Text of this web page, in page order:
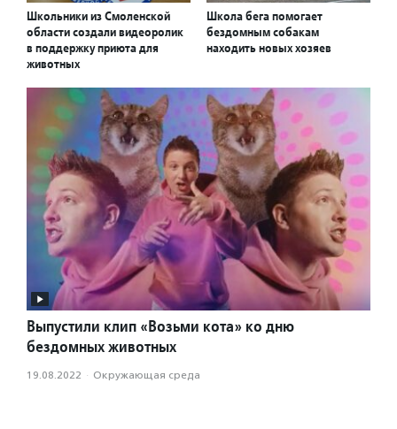
Школьники из Смоленской
области создали видеоролик
в поддержку приюта для
животных
Школа бега помогает
бездомным собакам
находить новых хозяев
Выпустили клип «Возьми кота» ко дню
бездомных животных
19.08.2022 · Окружающая среда